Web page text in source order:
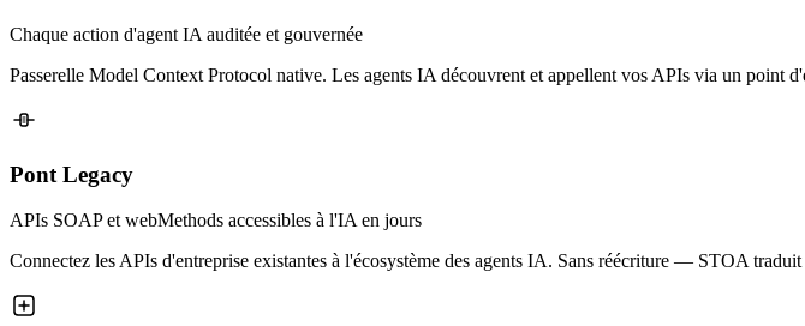
Chaque action d'agent IA auditée et gouvernée
Passerelle Model Context Protocol native. Les agents IA découvrent et appellent vos APIs via un
Pont Legacy
APIs SOAP et webMethods accessibles à l'IA en jours
Connectez les APIs d'entreprise existantes à l'écosystème des agents IA. Sans réécriture — STOA